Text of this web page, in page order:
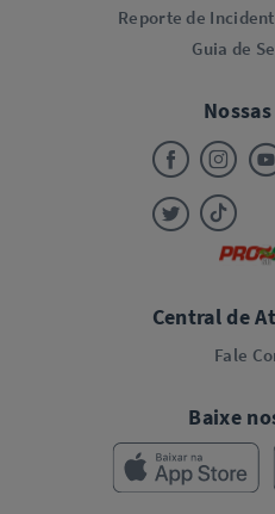
Reporte de
Guia de
Central de
Fale
Baixe